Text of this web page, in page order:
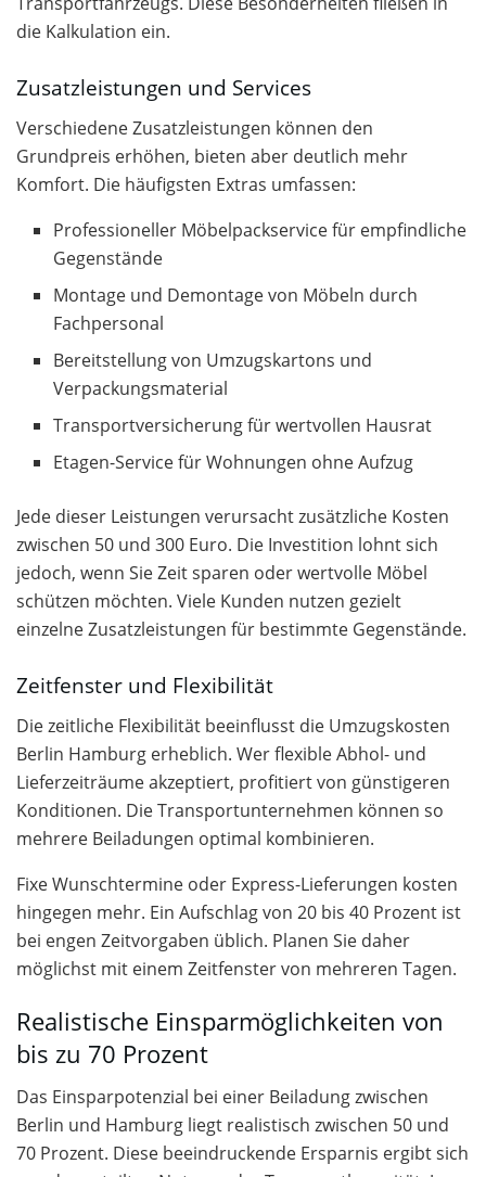
die Kalkulation ein.
Zusatzleistungen und Services
Verschiedene Zusatzleistungen können den
Grundpreis erhöhen, bieten aber deutlich mehr
Komfort. Die häufigsten Extras umfassen:
Professioneller Möbelpackservice für empfindliche
Gegenstände
Montage und Demontage von Möbeln durch
Fachpersonal
Bereitstellung von Umzugskartons und
Verpackungsmaterial
Transportversicherung für wertvollen Hausrat
Etagen-Service für Wohnungen ohne Aufzug
Jede dieser Leistungen verursacht zusätzliche Kosten
zwischen 50 und 300 Euro. Die Investition lohnt sich
jedoch, wenn Sie Zeit sparen oder wertvolle Möbel
schützen möchten. Viele Kunden nutzen gezielt
einzelne Zusatzleistungen für bestimmte Gegenstände.
Zeitfenster und Flexibilität
Die zeitliche Flexibilität beeinflusst die Umzugskosten
Berlin Hamburg erheblich. Wer flexible Abhol- und
Lieferzeiträume akzeptiert, profitiert von günstigeren
Konditionen. Die Transportunternehmen können so
mehrere Beiladungen optimal kombinieren.
Fixe Wunschtermine oder Express-Lieferungen kosten
hingegen mehr. Ein Aufschlag von 20 bis 40 Prozent ist
bei engen Zeitvorgaben üblich. Planen Sie daher
möglichst mit einem Zeitfenster von mehreren Tagen.
Realistische Einsparmöglichkeiten von
bis zu 70 Prozent
Das Einsparpotenzial bei einer Beiladung zwischen
Berlin und Hamburg liegt realistisch zwischen 50 und
70 Prozent. Diese beeindruckende Ersparnis ergibt sich